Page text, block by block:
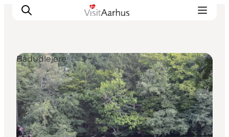
Oplevelser
Kalender
Byer og steder
Planlæg ferien
Bådudlejere